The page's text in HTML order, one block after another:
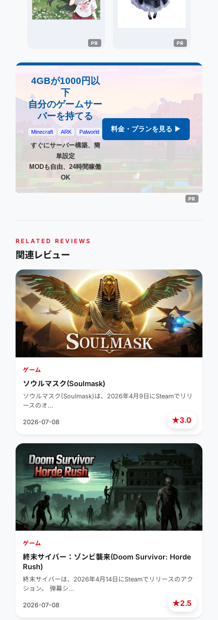
4GBが1000円以
下
自分のゲームサー
バーを持てる
Minecraft ARK Palworld
すぐにサーバー構築、簡
単設定
MODも自由、24時間稼働
OK
料金・プランを見る ▶
RELATED REVIEWS
関連レビュー
★3.0
ゲーム
ソウルマスク(Soulmask)
ソウルマスク(Soulmask)は、2026年4月9日にSteamでリリ
ースのオ…
2026-07-08
★2.5
ゲーム
終末サイバー：ゾンビ襲来(Doom Survivor: Horde
Rush)
終末サイバーは、2026年4月14日にSteamでリリースのアク
ション。 弾幕シ…
2026-07-08